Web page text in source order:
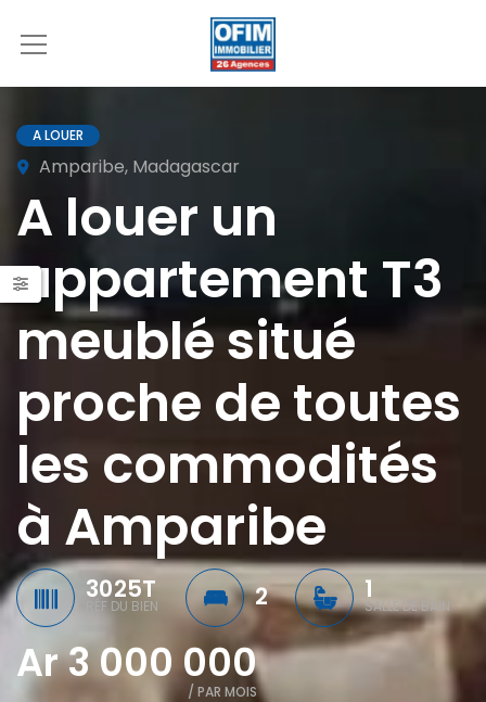
A LOUER
Amparibe, Madagascar
A louer un
appartement T3
meublé situé
proche de toutes
les commodités
à Amparibe
3025T
RÉF DU BIEN 2 1
SALLE DE BAIN
Ar 3 000 000
/ PAR MOIS